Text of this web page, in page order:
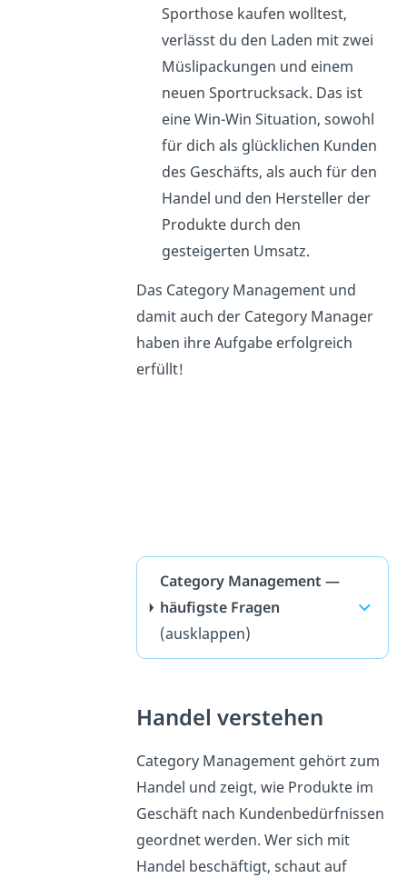
Sporthose kaufen wolltest,
verlässt du den Laden mit zwei
Müslipackungen und einem
neuen Sportrucksack. Das ist
eine Win-Win Situation, sowohl
für dich als glücklichen Kunden
des Geschäfts, als auch für den
Handel und den Hersteller der
Produkte durch den
gesteigerten Umsatz.
Das Category Management und
damit auch der Category Manager
haben ihre Aufgabe erfolgreich
erfüllt!
Category Management —
häufigste Fragen
(ausklappen)
Handel verstehen
Category Management gehört zum
Handel und zeigt, wie Produkte im
Geschäft nach Kundenbedürfnissen
geordnet werden. Wer sich mit
Handel beschäftigt, schaut auf